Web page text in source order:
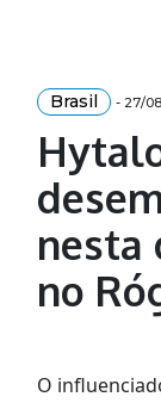
Brasil - 27/
nesta
no
O